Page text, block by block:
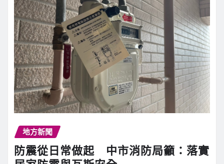
地方新聞
防震從日常做起 中市消防局籲：落實